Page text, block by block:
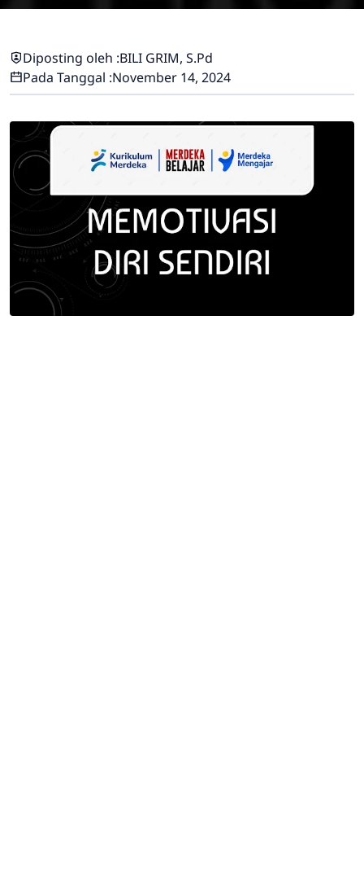
Diposting oleh :BILI GRIM, S.Pd
Pada Tanggal :November 14, 2024